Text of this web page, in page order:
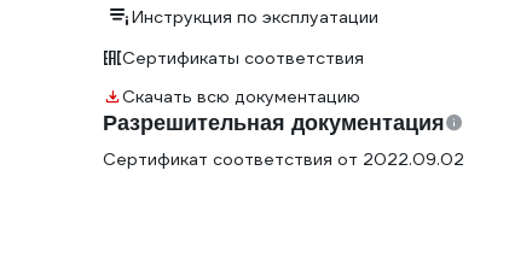
Инструкция по эксплуатации
Сертификаты соответствия
Скачать всю документацию
Разрешительная документация
Сертификат соответствия от 2022.09.02